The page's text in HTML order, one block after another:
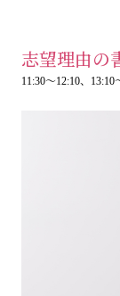
志望理由の
11:30～12:10、13:10